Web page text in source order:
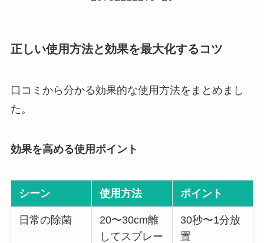
正しい使用方法と効果を最大化するコツ
口コミから分かる効果的な使用方法をまとめまし
た。
効果を高める使用ポイント
シーン 使用方法 ポイント
日常の除菌
20〜30cm離
してスプレー
30秒〜1分放
置